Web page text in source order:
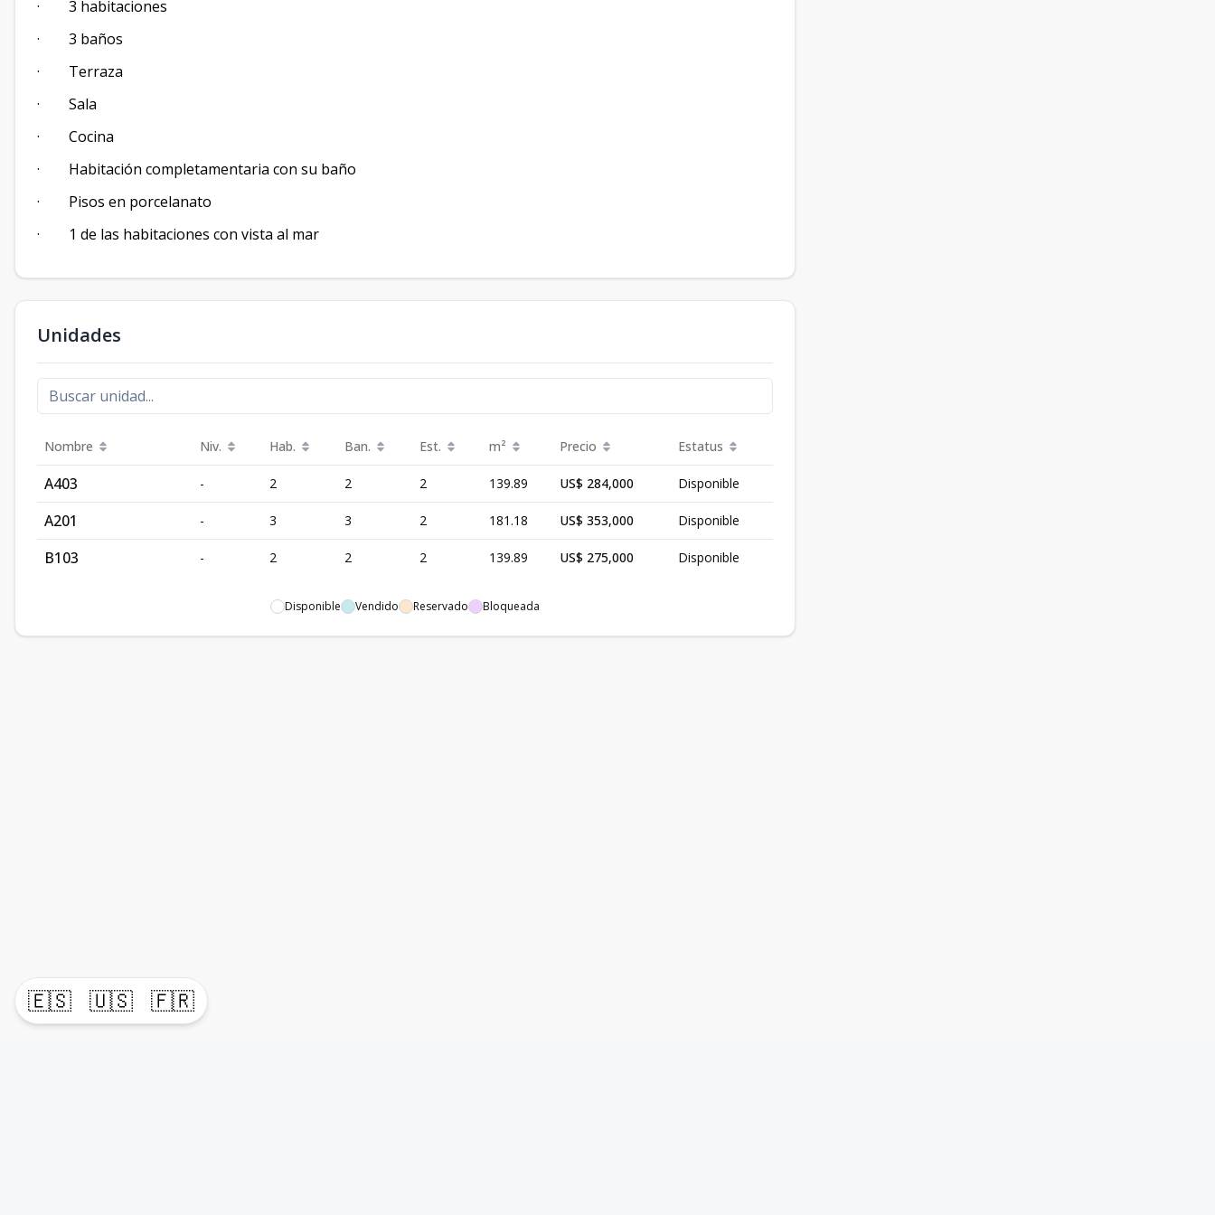
🇪🇸 🇺🇸 🇫🇷
· 3 habitaciones
· 3 baños
· Terraza
· Sala
· Cocina
· Habitación completamentaria con su baño
· Pisos en porcelanato
· 1 de las habitaciones con vista al mar
Unidades
Nombre Niv. Hab. Ban. Est. m² Precio Estatus
A403 - 2 2 2 139.89 US$ 284,000 Disponible
A201 - 3 3 2 181.18 US$ 353,000 Disponible
B103 - 2 2 2 139.89 US$ 275,000 Disponible
Disponible Vendido Reservado Bloqueada